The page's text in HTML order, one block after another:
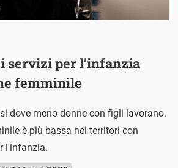
servizi per l’infanzia
femminile
dove meno donne con figli lavorano.
è più bassa nei territori con
l'infanzia.